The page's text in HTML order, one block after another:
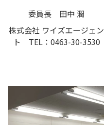
委員長 田中 潤
株式会社 ワイズエージェン
ト TEL：0463-30-3530